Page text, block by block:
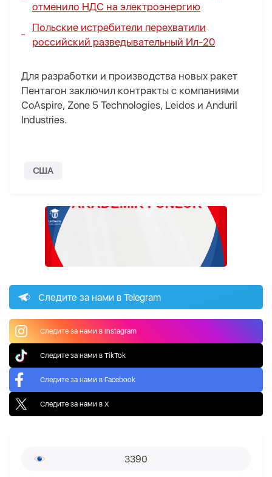
отменило НДС на электроэнергию
Польские истребители перехватили
российский разведывательный Ил-20
Для разработки и производства новых ракет
Пентагон заключил контракты с компаниями
CoAspire, Zone 5 Technologies, Leidos и Anduril
Industries.
США
Следите за нами в Telegram
Следите за нами в Instagram
Следите за нами в TikTok
Следите за нами в Facebook
Следите за нами в X
3390